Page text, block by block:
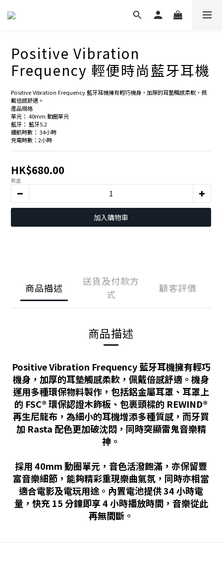
Positive Vibration
Frequency 輕便時尚藍牙耳機
Positive Vibration Frequency 藍牙耳機擁有輕巧機身，加厚的耳墊觸感柔軟，佩
戴倍感舒適。
產品規格
單元： 40mm 動圈單元
藍牙： 藍牙5.2
續航時數： 34小時
充電時數：2小時
HK$680.00
數量
加入購物車
商品描述
送貨及付款方
式
顧客評價
商品描述
Positive Vibration Frequency 藍牙耳機擁有輕巧
機身，加厚的耳墊觸感柔軟，佩戴倍感舒適。機身
運用多種環保物料製作，包括鋁金屬耳罩、耳罩上
的 FSC® 環保認證木飾板、包裹頭樑的 REWIND®
再生尼龍布，為細小的耳機增添多種質感，而牙買
加 Rasta 配色更加破沈悶，同時突顯雷鬼音樂精
神。
採用 40mm 動圈單元，音色活潑飽滿，亦保留豐
富音樂細節，能夠精彩重現樂曲氣氛，同時亦相當
適合電影及電玩用途。內置電池提供 34 小時電
量，快充 15 分鐘即享 4 小時播放時間，音樂從此
再無間斷。